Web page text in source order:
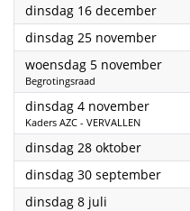
dinsdag 16 december2025
dinsdag 25 november2025
woensdag 5 november2025
Begrotingsraad
dinsdag 4 november2025
Kaders AZC - VERVALLEN
dinsdag 28 oktober2025
dinsdag 30 september2025
dinsdag 8 juli